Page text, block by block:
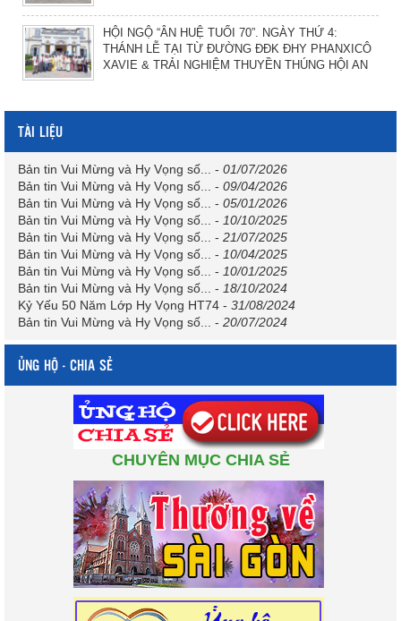
HỘI NGỘ “ÂN HUỆ TUỔI 70”. NGÀY THỨ 4:
THÁNH LỄ TẠI TỪ ĐƯỜNG ĐĐK ĐHY PHANXICÔ
XAVIE & TRẢI NGHIỆM THUYỀN THÚNG HỘI AN
TÀI LIỆU
Bản tin Vui Mừng và Hy Vọng số... - 01/07/2026
Bản tin Vui Mừng và Hy Vọng số...
- 09/04/2026
Bản tin Vui Mừng và Hy Vọng số...
- 05/01/2026
Bản tin Vui Mừng và Hy Vọng số...
- 10/10/2025
Bản tin Vui Mừng và Hy Vọng số...
- 21/07/2025
Bản tin Vui Mừng và Hy Vọng số...
- 10/04/2025
Bản tin Vui Mừng và Hy Vọng số...
- 10/01/2025
Bản tin Vui Mừng và Hy Vọng số...
- 18/10/2024
Kỷ Yếu 50 Năm Lớp Hy Vọng HT74 - 31/08/2024
Bản tin Vui Mừng và Hy Vọng số...
- 20/07/2024
ỦNG HỘ - CHIA SẺ
CHUYÊN MỤC CHIA SẺ